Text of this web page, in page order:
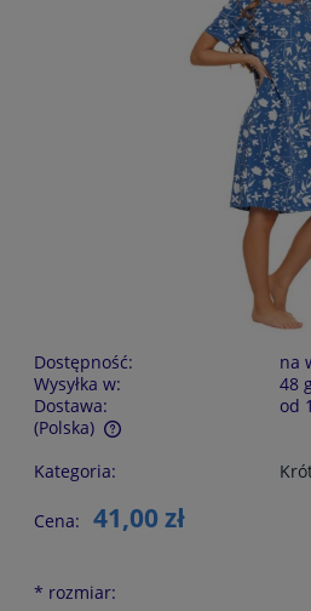
Dostępność:
na
Wysyłka w:
48
Dostawa:
od
(Polska)
Cena nie zawiera ewentualnych
Kategoria:
Cena: 41,00 zł
* rozmiar: